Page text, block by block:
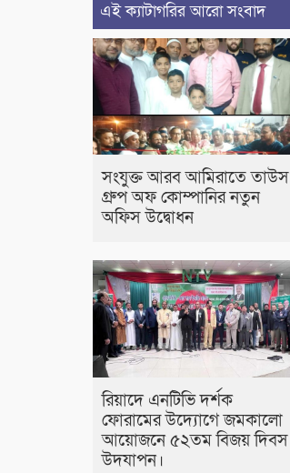
এই ক্যাটাগরির আরো সংবাদ
সংযুক্ত আরব আমিরাতে তাউস
গ্রুপ অফ কোম্পানির নতুন
অফিস উদ্বোধন
রিয়াদে এনটিভি দর্শক
ফোরামের উদ্যোগে জমকালো
আয়োজনে ৫২তম বিজয় দিবস
উদযাপন।